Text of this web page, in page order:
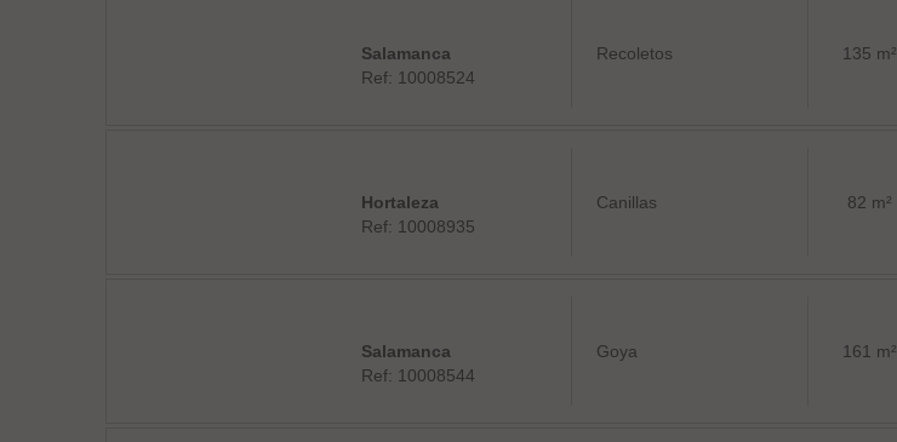
Salamanca
Ref: 10008524
Recoletos 135 m²
Hortaleza
Ref: 10008935
Canillas 82 m²
Salamanca
Ref: 10008544
Goya 161 m²